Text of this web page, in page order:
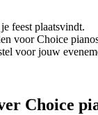
feest plaatsvindt.
voor Choice
voor jouw
Choice